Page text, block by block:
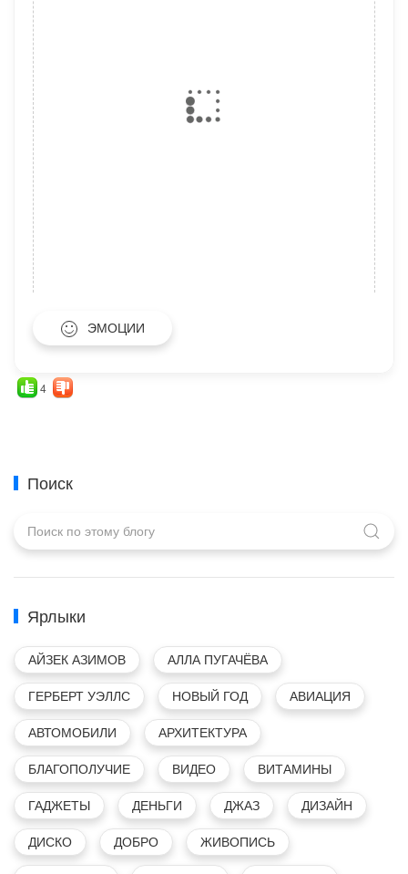
ЭМОЦИИ
4
Поиск
Ярлыки
АЙЗЕК АЗИМОВ
АЛЛА ПУГАЧЁВА
ГЕРБЕРТ УЭЛЛС
НОВЫЙ ГОД
АВИАЦИЯ
АВТОМОБИЛИ
АРХИТЕКТУРА
БЛАГОПОЛУЧИЕ
ВИДЕО
ВИТАМИНЫ
ГАДЖЕТЫ
ДЕНЬГИ ДЖАЗ
ДИЗАЙН
ДИСКО
ДОБРО
ЖИВОПИСЬ